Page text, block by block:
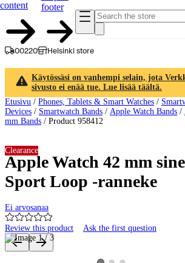
content
footer
00220 Helsinki store
Käytössäsi on vanhempi selain, jota
sivusto ei enää tue. Lue lisää täältä.
Etusivu / Phones, Tablets & Smart Watches /
Devices / Smartwatch Bands / Apple Watch Bands /
mm Bands / Product 958412
Apple Watch 42 mm
Sport Loop -ranneke
Ei arvosanaa
Review this product Ask the first question
Clearance
Product images and videos